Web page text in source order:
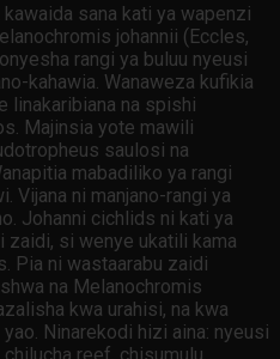
sana kati ya wapenzi
johannii (Eccles,
rangi ya buluu nyeusi
kahawia. Wanaweza kufikia
linakaribiana na spishi
Majinsia yote mawili
saulosi na
mabadiliko ya rangi
Vijana ni manjano-rangi ya
Johanni cichlids ni kati ya
si wenye ukatili kama
Pia ni wastaarabu zaidi
na Melanochromis
kwa urahisi, na kwa
Ninarekodi hizi aina: nyeusi